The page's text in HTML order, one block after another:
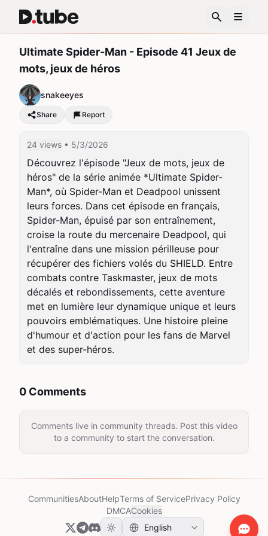
Ultimate Spider-Man - Episode 41 Jeux de
mots, jeux de héros
snakeeyes
Share Report
24 views • 5/3/2026
Découvrez l'épisode "Jeux de mots, jeux de
héros" de la série animée *Ultimate Spider-
Man*, où Spider-Man et Deadpool unissent
leurs forces. Dans cet épisode en français,
Spider-Man, épuisé par son entraînement,
croise la route du mercenaire Deadpool, qui
l'entraîne dans une mission périlleuse pour
récupérer des fichiers volés du SHIELD. Entre
combats contre Taskmaster, jeux de mots
décalés et rebondissements, cette aventure
met en lumière leur dynamique unique et leurs
pouvoirs emblématiques. Une histoire pleine
d'humour et d'action pour les fans de Marvel
et des super-héros.
0 Comments
Comments live in community threads. Post this video
to a community to start the conversation.
CommunitiesAboutHelpTerms of ServicePrivacy Policy
DMCACookies